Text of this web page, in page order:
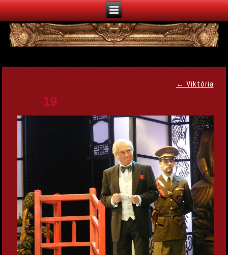
← Viktória
19